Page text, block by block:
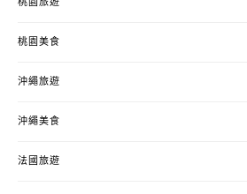
桃園旅遊
桃園美食
沖繩旅遊
沖繩美食
法國旅遊